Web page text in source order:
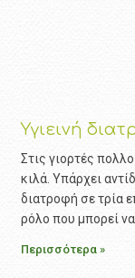
Υγιεινή
Στις γιορτές
κιλά. Υπάρχει
διατροφή σε τρία
ρόλο που μπορεί
Περισσότερα »